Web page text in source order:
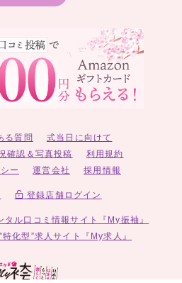
る質問
式当日に向けて
確認＆写真投稿
利用規約
ー
運営会社 採用情報
登録店舗ログイン
タル口コミ情報サイト『My振袖』
化型”求人サイト『My求人』